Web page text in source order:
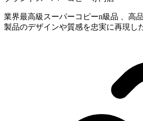
業界最高級スーパーコピーn級品 、高
製品のデザインや質感を忠実に再現し